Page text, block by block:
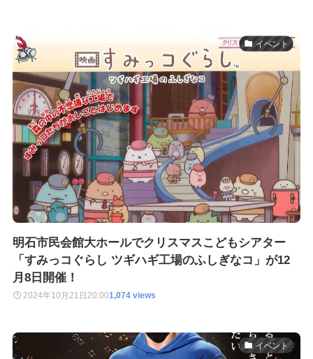
イベント
明石市民会館大ホールでクリスマスこどもシアター
「すみっコぐらし ツギハギ工場のふしぎなコ」が12
月8日開催！
2024年10月21日 20:001,074 views
イベント